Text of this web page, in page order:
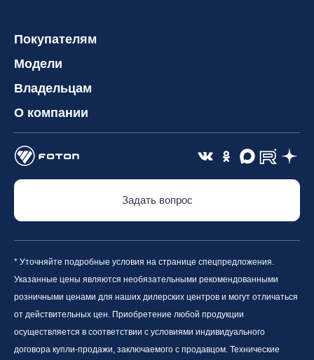
Покупателям
Модели
Владельцам
О компании
Задать вопрос
* Уточняйте подробные условия на странице спецпредложения.
Указанные цены являются необязательными рекомендованными
розничными ценами для наших дилерских центров и могут отличаться
от действительных цен. Приобретение любой продукции
осуществляется в соответствии с условиями индивидуального
договора купли-продажи, заключаемого с продавцом. Технические